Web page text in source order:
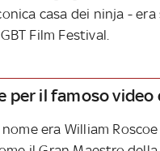
casa dei ninja -
Film Festival.
per il famoso video
era William